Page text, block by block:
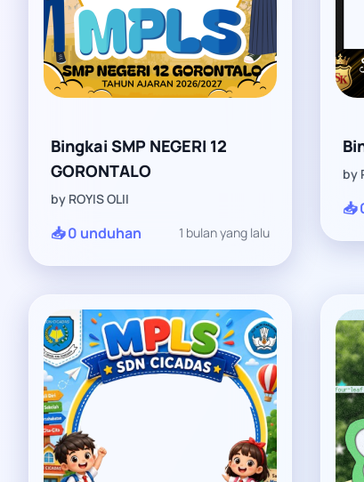
Bingkai SMP NEGERI 12
GORONTALO
by ROYIS OLII
📥 0 unduhan 1 bulan yang lalu
by
📥